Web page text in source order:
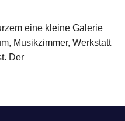
eine kleine Galerie
Musikzimmer, Werkstatt
Der